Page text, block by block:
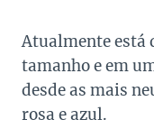
Atualmente está
tamanho e em
desde as mais
rosa e azul.